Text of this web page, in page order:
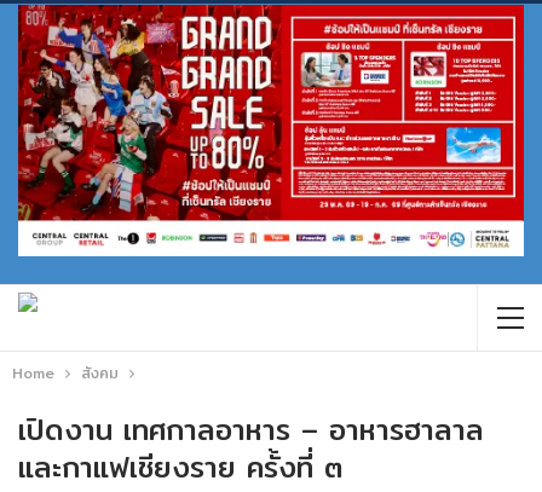
Home สังคม
เปิดงาน เทศกาลอาหาร – อาหารฮาลาล
และกาแฟเชียงราย ครั้งที่ ๓